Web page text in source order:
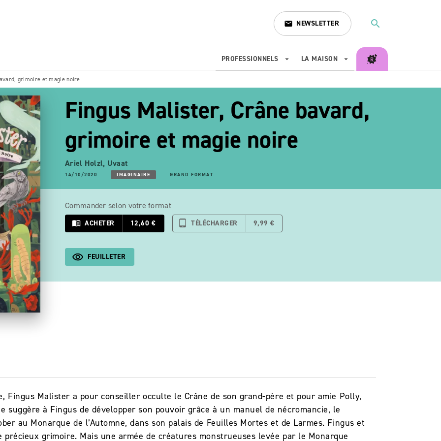
email NEWSLETTER search
PROFESSIONNELS arrow_drop_down LA MAISON arrow_drop_down
search
grimoire et magie noire
Fingus Malister, Crâne bavard,
grimoire et magie noire
Ariel Holzl, Uvaat
14/10/2020 IMAGINAIRE GRAND FORMAT
Commander selon votre format
menu_book ACHETER 12,60 € tablet_android TÉLÉCHARGER 9,99 €
FEUILLETER
Fingus Malister a pour conseiller occulte le Crâne de son grand-père et pour amie Polly,
suggère à Fingus de développer son pouvoir grâce à un manuel de nécromancie, le
au Monarque de l’Automne, dans son palais de Feuilles Mortes et de Larmes. Fingus et
grimoire. Mais une armée de créatures monstrueuses levée par le Monarque